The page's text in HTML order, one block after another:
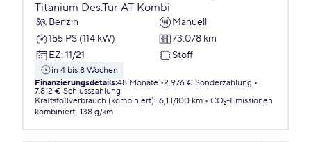
Titanium Des.Tur AT Kombi
Benzin
Manuell
155 PS (114 kW)
73.078 km
EZ: 11/21 Stoff
in 4 bis 8 Wochen
Finanzierungsdetails:48 Monate 2.976 € Sonderzahlung
7.812 € Schlusszahlung
Kraftstoffverbrauch (kombiniert): 6,1 l/100 km
CO₂-Emissionen
kombiniert: 138 g/km